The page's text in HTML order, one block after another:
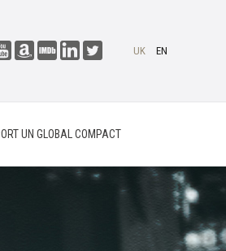
UK EN
UN GLOBAL COMPACT